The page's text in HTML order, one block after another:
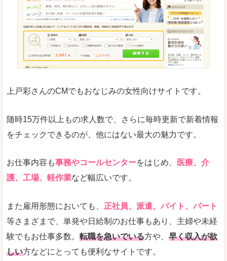
悪いところ
求人の掲載が少し見づらい印象があります。求人
給与が見た目ですぐにわからないことが多いです
詳しい説明 サイト内の検索の人気ワードで英語や中国語など
人気度 普通のマイナビの方を使っている方が多く、女
さまざまな検索機能が充実しており、条件面やこ
ただし、求人情報が少し見づらいです。
「マイナビ転職女性のおしごと」で「大町市」
の
求人を含んだページを見てみる
上戸彩さんのCMでもおなじみの女性向けサイトです。
随時15万件以上もの求人数で、さらに毎時更新で新着情報
をチェックできるのが、他にはない最大の魅力です。
お仕事内容も事務やコールセンターをはじめ、
医療、介
護、工場、軽作業など幅広いです。
また雇用形態においても、 正社員、派遣、バイト、パート
等さまざまで、単発や日給制のお仕事もあり、主婦や未経
験でもお仕事多数。 転職を急いでいる方や、 早く収入が欲
しい方などにとっても便利なサイトです。